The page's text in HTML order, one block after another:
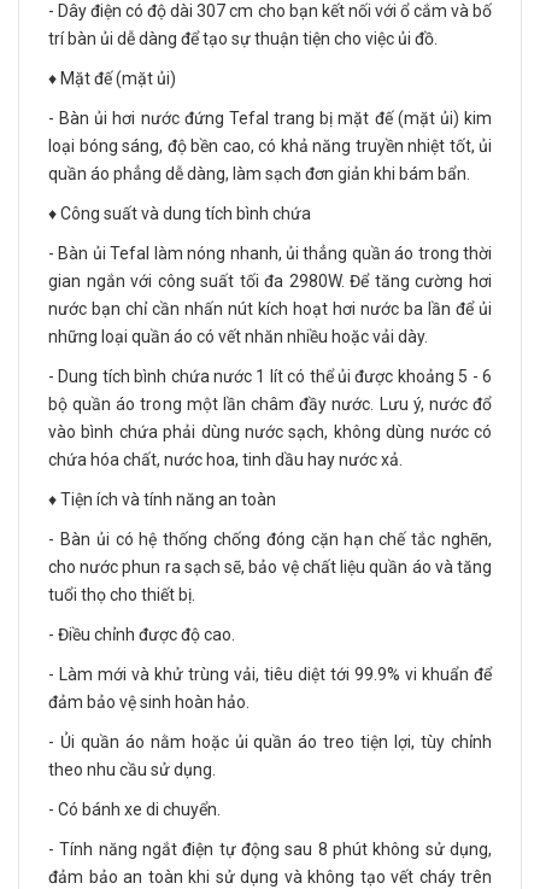
- Dây điện có độ dài 307 cm cho bạn kết nối với ổ cắm và bố
trí bàn ủi dễ dàng để tạo sự thuận tiện cho việc ủi đồ.
♦️ Mặt đế (mặt ủi)
- Bàn ủi hơi nước đứng Tefal trang bị mặt đế (mặt ủi) kim
loại bóng sáng, độ bền cao, có khả năng truyền nhiệt tốt, ủi
quần áo phẳng dễ dàng, làm sạch đơn giản khi bám bẩn.
♦️ Công suất và dung tích bình chứa
- Bàn ủi Tefal làm nóng nhanh, ủi thẳng quần áo trong thời
gian ngắn với công suất tối đa 2980W. Để tăng cường hơi
nước bạn chỉ cần nhấn nút kích hoạt hơi nước ba lần để ủi
những loại quần áo có vết nhăn nhiều hoặc vải dày.
- Dung tích bình chứa nước 1 lít có thể ủi được khoảng 5 - 6
bộ quần áo trong một lần châm đầy nước. Lưu ý, nước đổ
vào bình chứa phải dùng nước sạch, không dùng nước có
chứa hóa chất, nước hoa, tinh dầu hay nước xả.
♦️ Tiện ích và tính năng an toàn
- Bàn ủi có hệ thống chống đóng cặn hạn chế tắc nghẽn,
cho nước phun ra sạch sẽ, bảo vệ chất liệu quần áo và tăng
tuổi thọ cho thiết bị.
- Điều chỉnh được độ cao.
- Làm mới và khử trùng vải, tiêu diệt tới 99.9% vi khuẩn để
đảm bảo vệ sinh hoàn hảo.
- Ủi quần áo nằm hoặc ủi quần áo treo tiện lợi, tùy chỉnh
theo nhu cầu sử dụng.
- Có bánh xe di chuyển.
- Tính năng ngắt điện tự động sau 8 phút không sử dụng,
đảm bảo an toàn khi sử dụng và không tạo vết cháy trên